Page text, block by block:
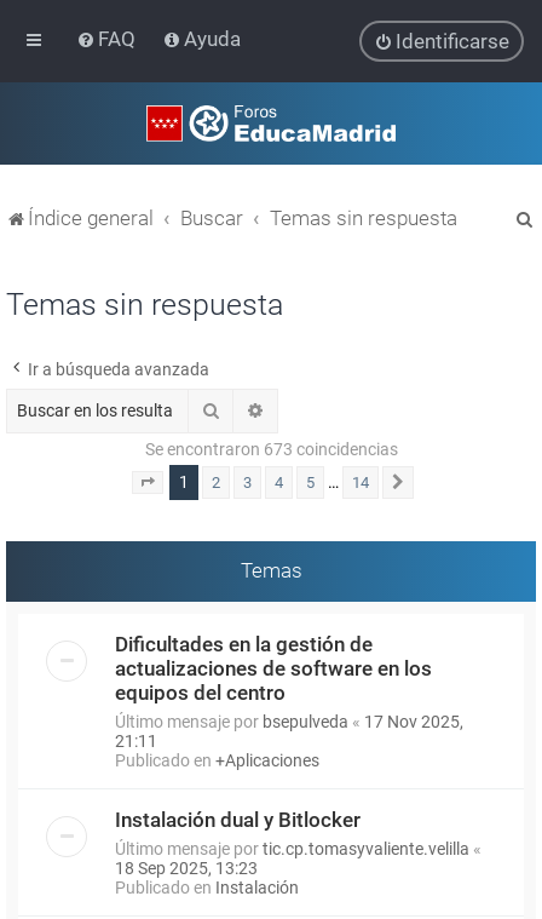
FAQ Ayuda Identificarse
Índice general Buscar Temas sin respuesta
Temas sin respuesta
Ir a búsqueda avanzada
Buscar
Se encontraron 673 coincidencias
Página 1de 14
1 2 3 4 5 … 14
Temas
Dificultades en la gestión de
actualizaciones de software en los
equipos del centro
Último mensaje por bsepulveda « 17 Nov 2025,
21:11
Publicado en +Aplicaciones
Instalación dual y Bitlocker
Último mensaje portic.cp.tomasyvaliente.velilla «
18 Sep 2025, 13:23
Publicado en Instalación